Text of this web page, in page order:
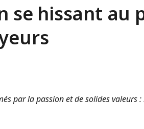
se hissant au
par la passion et de solides valeurs